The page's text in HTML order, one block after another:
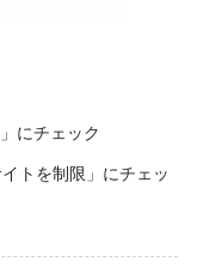
にチェック
トを制限」にチェッ